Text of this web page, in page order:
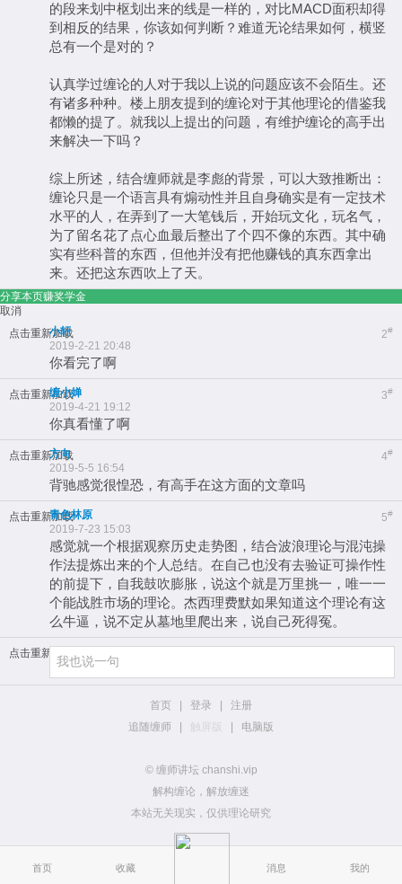
首页 收藏 消息 我的
的段来划中枢划出来的线是一样的，对比MACD面积却得
到相反的结果，你该如何判断？难道无论结果如何，横竖
总有一个是对的？
认真学过缠论的人对于我以上说的问题应该不会陌生。还
有诸多种种。楼上朋友提到的缠论对于其他理论的借鉴我
都懒的提了。就我以上提出的问题，有维护缠论的高手出
来解决一下吗？
综上所述，结合缠师就是李彪的背景，可以大致推断出：
缠论只是一个语言具有煽动性并且自身确实是有一定技术
水平的人，在弄到了一大笔钱后，开始玩文化，玩名气，
为了留名花了点心血最后整出了个四不像的东西。其中确
实有些科普的东西，但他并没有把他赚钱的真东西拿出
来。还把这东西吹上了天。
分享本页赚奖学金
取消
点击重新加载
2#
小轩
2019-2-21 20:48
你看完了啊
点击重新加载 3#
缠小婵
2019-4-21 19:12
你真看懂了啊
点击重新加载 4#
方向
2019-5-5 16:54
背驰感觉很惶恐，有高手在这方面的文章吗
点击重新加载 5#
青色林原
2019-7-23 15:03
感觉就一个根据观察历史走势图，结合波浪理论与混沌操
作法提炼出来的个人总结。在自己也没有去验证可操作性
的前提下，自我鼓吹膨胀，说这个就是万里挑一，唯一一
个能战胜市场的理论。杰西理费默如果知道这个理论有这
么牛逼，说不定从墓地里爬出来，说自己死得冤。
点击重新加载
首页 登录
注册
追随缠师
触屏版 电脑版
© 缠师讲坛 chanshi.vip
解构缠论，解放缠迷
本站无关现实，仅供理论研究